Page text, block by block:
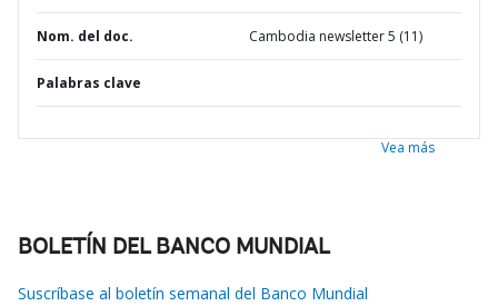
Nom. del doc. Cambodia newsletter 5 (11)
Palabras clave
Vea más
BOLETÍN DEL BANCO MUNDIAL
Suscríbase al boletín semanal del Banco Mundial